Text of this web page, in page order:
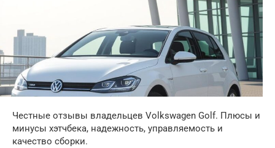
Честные отзывы владельцев Volkswagen Golf. Плюсы и
минусы хэтчбека, надежность, управляемость и
качество сборки.